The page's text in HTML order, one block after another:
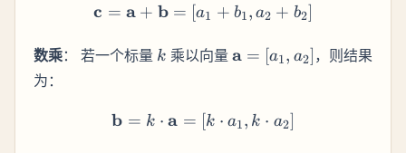
\mathbf{c} = \mathbf{a}
c = a + b = [a1 + b1, a2 + b2]
数乘： 若一个标量 k
k 乘以向量 \mathbf{a}
a = [a1, a2]，则结果
为：
\mathbf{b} = k \cdot
b = k ⋅ a = [k ⋅ a1, k ⋅ a2]